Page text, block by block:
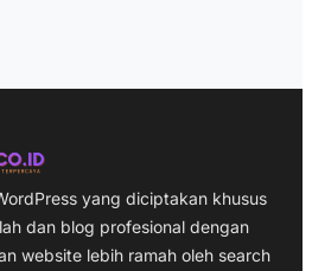
yang diciptakan khusus
dan blog profesional dengan
website lebih ramah oleh search